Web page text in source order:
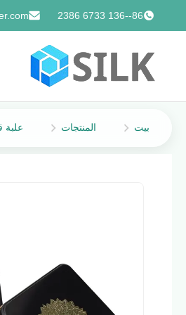
86--136 6733 2386
بيت المنتجات علبة